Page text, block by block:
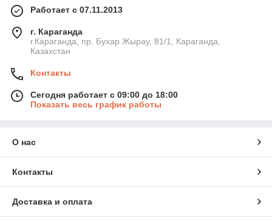
Работает с 07.11.2013
г. Караганда
г.Караганда, пр. Бухар Жырау, 81/1, Караганда,
Казахстан
Контакты
Сегодня работает с 09:00 до 18:00
Показать весь график работы
О нас
Контакты
Доставка и оплата